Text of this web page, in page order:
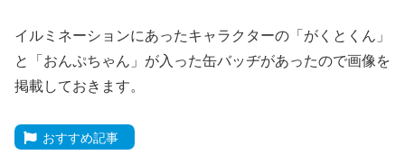
イルミネーションにあったキャラクターの「がくとくん」
と「おんぷちゃん」が入った缶バッヂがあったので画像を
掲載しておきます。
おすすめ記事